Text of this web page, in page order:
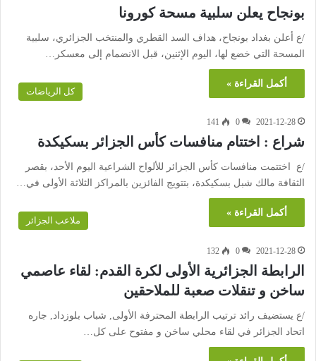
بونجاح يعلن سلبية مسحة كورونا
/ع أعلن بغداد بونجاح، هداف السد القطري والمنتخب الجزائري، سلبية
المسحة التي خضع لها، اليوم الإثنين، قبل الانضمام إلى معسكر…
أكمل القراءة »
كل الرياضات
2021-12-28
0
141
شراع : اختتام منافسات كأس الجزائر بسكيكدة
/ع اختتمت منافسات كأس الجزائر للألواح الشراعية اليوم الأحد، بقصر
الثقافة مالك شبل بسكيكدة، بتتويج الفائزين بالمراكز الثلاثة الأولى في…
أكمل القراءة »
ملاعب الجزائر
2021-12-28
0
132
الرابطة الجزائرية الأولى لكرة القدم: لقاء عاصمي
ساخن و تنقلات صعبة للملاحقين
/ع يستضيف رائد ترتيب الرابطة المحترفة الأولى, شباب بلوزداد, جاره
اتحاد الجزائر في لقاء محلي ساخن و مفتوح على كل…